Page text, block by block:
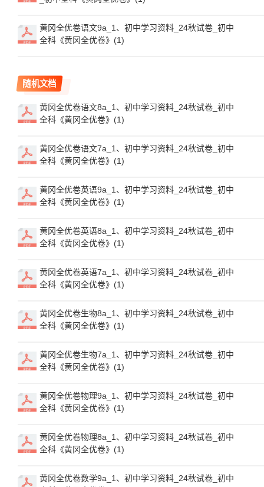
黄冈全优卷语文9a_1、初中学习资料_24秋试卷_初中
全科《黄冈全优卷》(1)
随机文档
黄冈全优卷语文8a_1、初中学习资料_24秋试卷_初中
全科《黄冈全优卷》(1)
黄冈全优卷语文7a_1、初中学习资料_24秋试卷_初中
全科《黄冈全优卷》(1)
黄冈全优卷英语9a_1、初中学习资料_24秋试卷_初中
全科《黄冈全优卷》(1)
黄冈全优卷英语8a_1、初中学习资料_24秋试卷_初中
全科《黄冈全优卷》(1)
黄冈全优卷英语7a_1、初中学习资料_24秋试卷_初中
全科《黄冈全优卷》(1)
黄冈全优卷生物8a_1、初中学习资料_24秋试卷_初中
全科《黄冈全优卷》(1)
黄冈全优卷生物7a_1、初中学习资料_24秋试卷_初中
全科《黄冈全优卷》(1)
黄冈全优卷物理9a_1、初中学习资料_24秋试卷_初中
全科《黄冈全优卷》(1)
黄冈全优卷物理8a_1、初中学习资料_24秋试卷_初中
全科《黄冈全优卷》(1)
黄冈全优卷数学9a_1、初中学习资料_24秋试卷_初中